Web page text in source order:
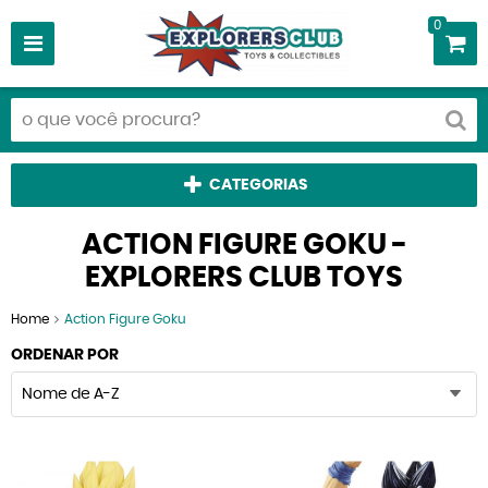
0
CATEGORIAS
ACTION FIGURE GOKU -
EXPLORERS CLUB TOYS
Home Action Figure Goku
ORDENAR POR
Nome de A-Z